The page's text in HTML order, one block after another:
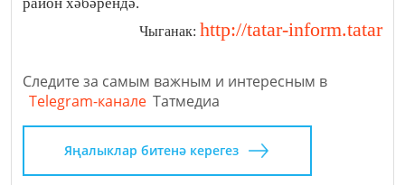
район хәбәрендә.
Чыганак: http://tatar-inform.tatar
Следите за самым важным и интересным в
Telegram-канале Татмедиа
Яңалыклар битенә керегез